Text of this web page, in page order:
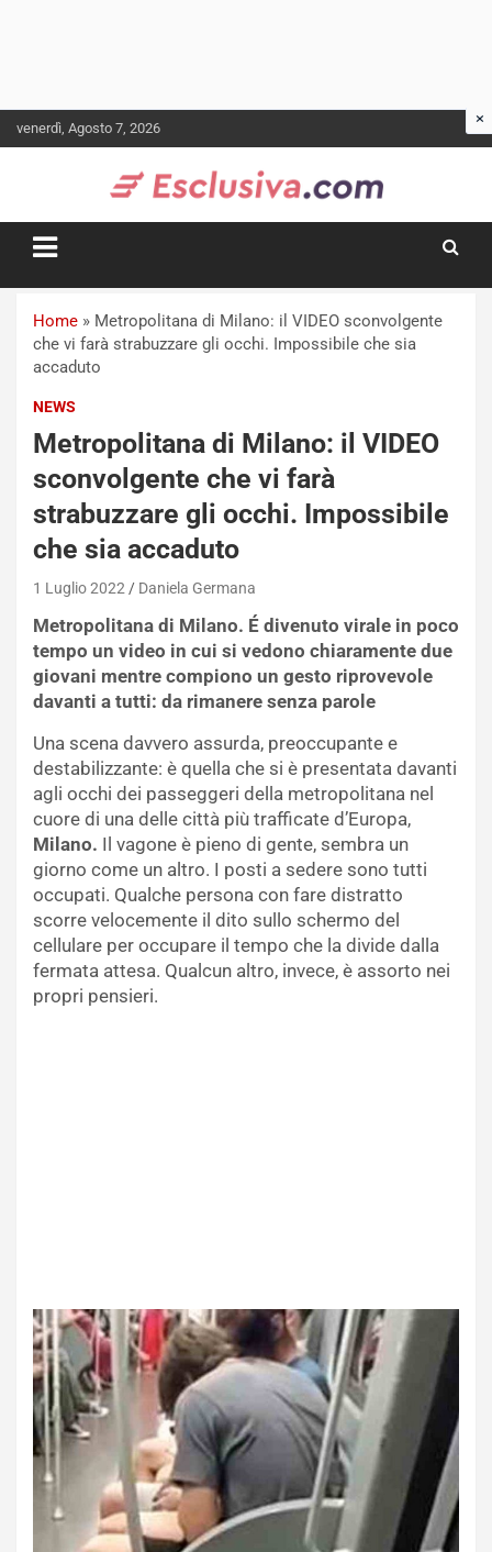
to
venerdì, Agosto 7, 2026
Home » Metropolitana di Milano: il VIDEO sconvolgente
che vi farà strabuzzare gli occhi. Impossibile che sia
accaduto
NEWS
Metropolitana di Milano: il VIDEO
sconvolgente che vi farà
strabuzzare gli occhi. Impossibile
che sia accaduto
1 Luglio 2022 Daniela Germana
Metropolitana di Milano. É divenuto virale in poco
tempo un video in cui si vedono chiaramente due
giovani mentre compiono un gesto riprovevole
davanti a tutti: da rimanere senza parole
Una scena davvero assurda, preoccupante e
destabilizzante: è quella che si è presentata davanti
agli occhi dei passeggeri della metropolitana nel
cuore di una delle città più trafficate d’Europa,
Milano. Il vagone è pieno di gente, sembra un
giorno come un altro. I posti a sedere sono tutti
occupati. Qualche persona con fare distratto
scorre velocemente il dito sullo schermo del
cellulare per occupare il tempo che la divide dalla
fermata attesa. Qualcun altro, invece, è assorto nei
propri pensieri.